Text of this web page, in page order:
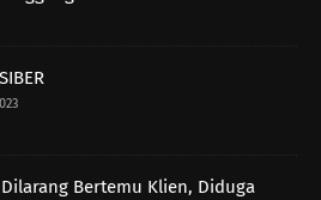
Bertemu Klien, Diduga